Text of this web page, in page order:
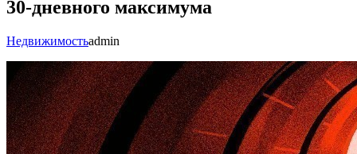
30-дневного максимума
Недвижимостьadmin